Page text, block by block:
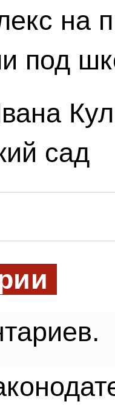
на
под
сад